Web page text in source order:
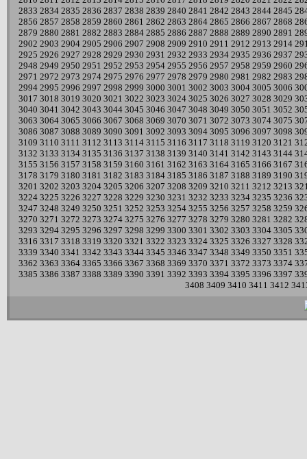
2833 2834 2835 2836 2837 2838 2839 2840 2841 2842 2843 2844 2845
2856 2857 2858 2859 2860 2861 2862 2863 2864 2865 2866 2867 2868
2879 2880 2881 2882 2883 2884 2885 2886 2887 2888 2889 2890 2891
2902 2903 2904 2905 2906 2907 2908 2909 2910 2911 2912 2913 2914
2925 2926 2927 2928 2929 2930 2931 2932 2933 2934 2935 2936 2937
2948 2949 2950 2951 2952 2953 2954 2955 2956 2957 2958 2959 2960
2971 2972 2973 2974 2975 2976 2977 2978 2979 2980 2981 2982 2983
2994 2995 2996 2997 2998 2999 3000 3001 3002 3003 3004 3005 3006
3017 3018 3019 3020 3021 3022 3023 3024 3025 3026 3027 3028 3029
3040 3041 3042 3043 3044 3045 3046 3047 3048 3049 3050 3051 3052
3063 3064 3065 3066 3067 3068 3069 3070 3071 3072 3073 3074 3075
3086 3087 3088 3089 3090 3091 3092 3093 3094 3095 3096 3097 3098
3109 3110 3111 3112 3113 3114 3115 3116 3117 3118 3119 3120 3121
3132 3133 3134 3135 3136 3137 3138 3139 3140 3141 3142 3143 3144
3155 3156 3157 3158 3159 3160 3161 3162 3163 3164 3165 3166 3167
3178 3179 3180 3181 3182 3183 3184 3185 3186 3187 3188 3189 3190
3201 3202 3203 3204 3205 3206 3207 3208 3209 3210 3211 3212 3213
3224 3225 3226 3227 3228 3229 3230 3231 3232 3233 3234 3235 3236
3247 3248 3249 3250 3251 3252 3253 3254 3255 3256 3257 3258 3259
3270 3271 3272 3273 3274 3275 3276 3277 3278 3279 3280 3281 3282
3293 3294 3295 3296 3297 3298 3299 3300 3301 3302 3303 3304 3305
3316 3317 3318 3319 3320 3321 3322 3323 3324 3325 3326 3327 3328
3339 3340 3341 3342 3343 3344 3345 3346 3347 3348 3349 3350 3351
3362 3363 3364 3365 3366 3367 3368 3369 3370 3371 3372 3373 3374
3385 3386 3387 3388 3389 3390 3391 3392 3393 3394 3395 3396 3397
3408 3409 3410 3411 3412